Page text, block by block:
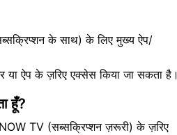
के साथ) के लिए मुख्य ऐप/
या ऐप के ज़रिए एक्सेस किया जा सकता है।
हूँ?
TV (सब्सक्रिप्शन ज़रूरी) के ज़रिए